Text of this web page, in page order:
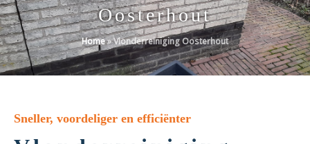
Oosterhout
Home»Vlonderreiniging Oosterhout
Sneller, voordeliger en efficiënter